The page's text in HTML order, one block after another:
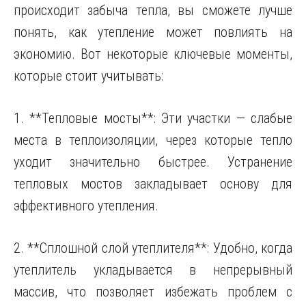
происходит забыча тепла, вы сможете лучше
понять, как утепление может повлиять на
экономию. Вот некоторые ключевые моменты,
которые стоит учитывать:
1. **Тепловые мосты**: Эти участки — слабые
места в теплоизоляции, через которые тепло
уходит значительно быстрее. Устранение
тепловых мостов закладывает основу для
эффективного утепления.
2. **Сплошной слой утеплителя**: Удобно, когда
утеплитель укладывается в непрерывный
массив, что позволяет избежать проблем с